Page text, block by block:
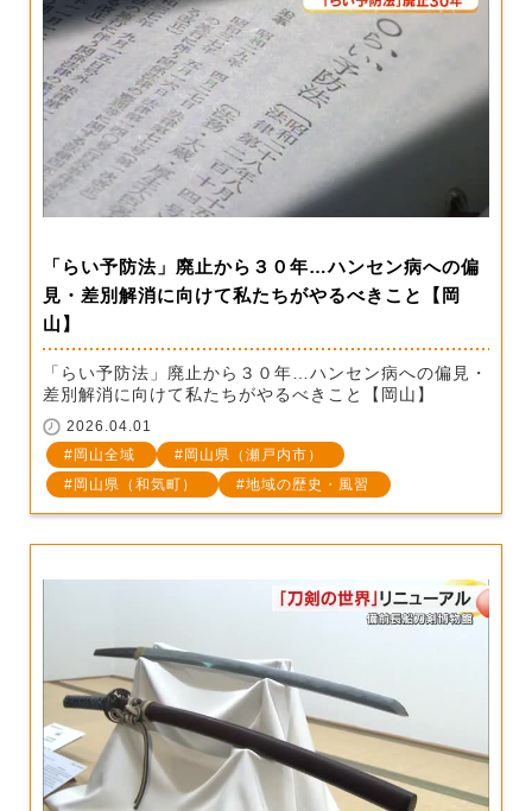
「らい予防法」廃止から３０年…ハンセン病への偏
見・差別解消に向けて私たちがやるべきこと【岡
山】
「らい予防法」廃止から３０年…ハンセン病への偏見・
差別解消に向けて私たちがやるべきこと【岡山】
2026.04.01
岡山全域
岡山県（瀬戸内市）
岡山県（和気町）
地域の歴史・風習